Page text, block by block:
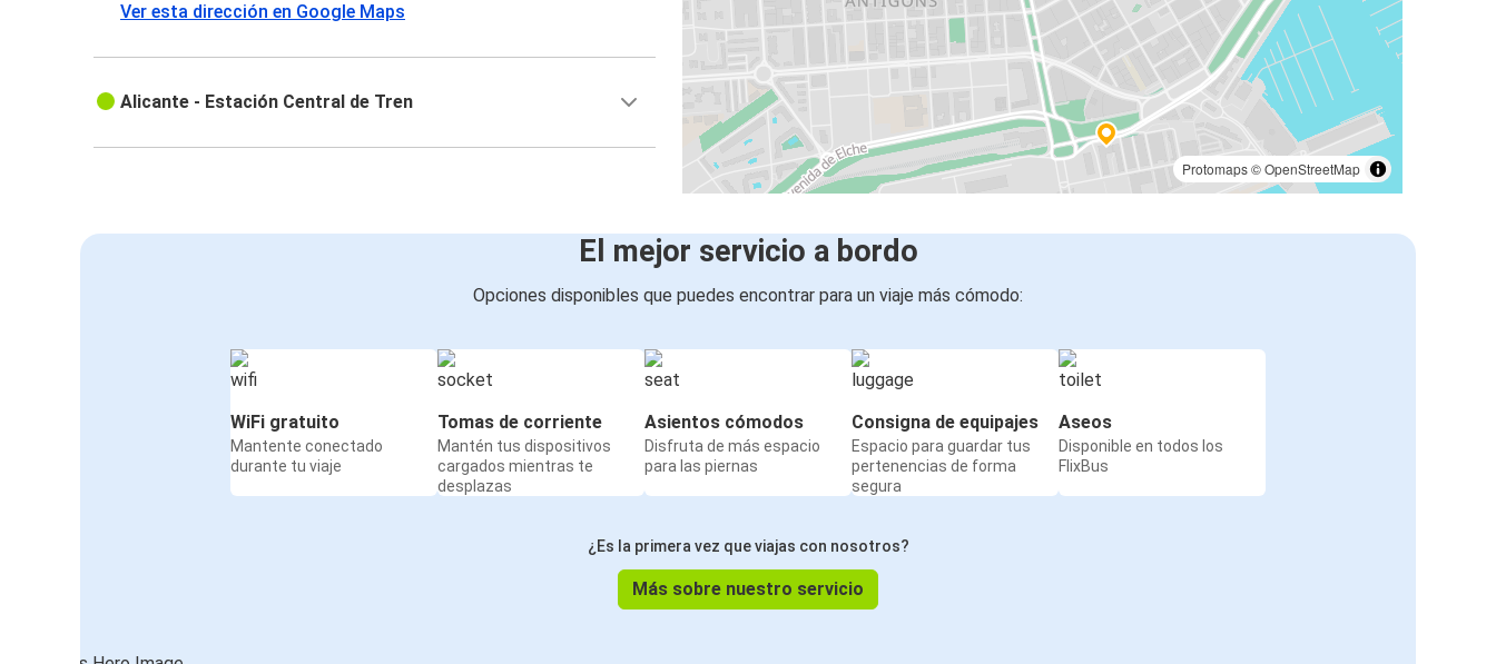
Protomaps©OpenStreetMap
Ver esta dirección en Google Maps
Alicante - Estación Central de Tren
El mejor servicio a bordo
Opciones disponibles que puedes encontrar para un viaje más cómodo:
WiFi gratuito
Mantente conectado
durante tu viaje
Tomas de corriente
Mantén tus dispositivos
cargados mientras te
desplazas
Asientos cómodos
Disfruta de más espacio
para las piernas
Consigna de equipajes
Espacio para guardar tus
pertenencias de forma
segura
Aseos
Disponible en todos los
FlixBus
¿Es la primera vez que viajas con nosotros?
Más sobre nuestro servicio